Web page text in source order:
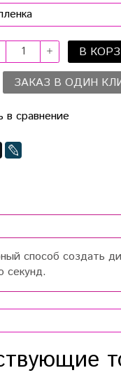
В
ЗАКАЗ В ОДИН
в сравнение
способ создать
секунд.